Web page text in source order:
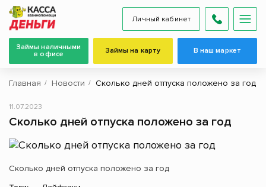
Личный кабинет
Займы наличными
в офисе
Займы на карту В наш маркет
Главная Новости Сколько дней отпуска положено за год
Сколько дней отпуска положено за год
11.07.2023
Сколько дней отпуска положено за год